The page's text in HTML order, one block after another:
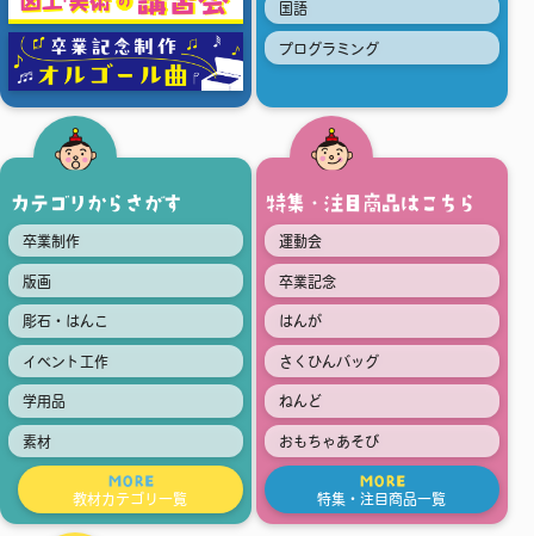
国語
プログラミング
カテゴリからさがす
卒業制作
版画
彫石・はんこ
イベント工作
学用品
素材
MORE
教材カテゴリ一覧
特集・注目商品はこちら
運動会
卒業記念
はんが
さくひんバッグ
ねんど
おもちゃあそび
MORE
特集・注目商品一覧